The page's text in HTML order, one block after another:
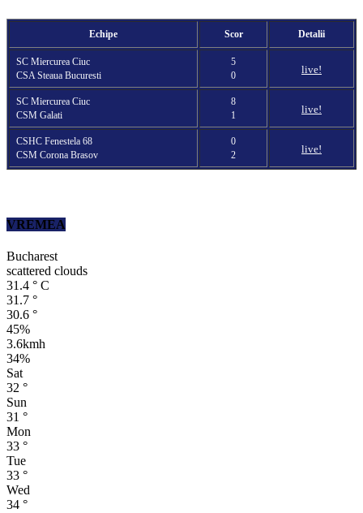
Echipe Scor Detalii
SC Miercurea Ciuc
CSA Steaua Bucuresti
5
0
live!
SC Miercurea Ciuc
CSM Galati
8
1
live!
CSHC Fenestela 68
CSM Corona Brasov
0
2
live!
VREMEA
Bucharest
scattered clouds
31.4 ° C
31.7 °
30.6 °
45%
3.6kmh
34%
Sat
32 °
Sun
31 °
Mon
33 °
Tue
33 °
Wed
34 °